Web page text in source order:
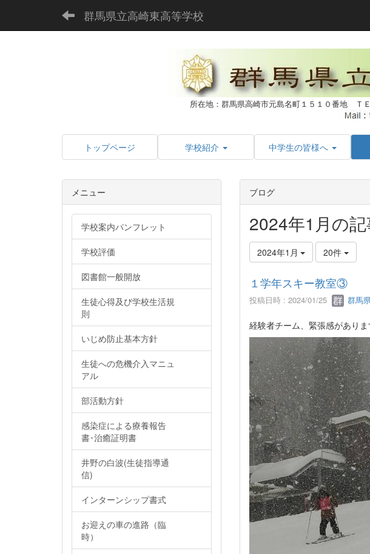
群馬県立高崎東高等学校
所在地：群馬県高崎市元島名町１５１０番地
トップページ 学校紹介 中学生の皆様へ
ブログ
2024年1月の
2024年1月 20件
１学年スキー教室③
投稿日時 : 2024/01/25 群馬
経験者チーム、緊張感がありま
メニュー
学校案内パンフレット
学校評価
図書館一般開放
生徒心得及び学校生活規
則
いじめ防止基本方針
生徒への危機介入マニュ
アル
部活動方針
感染症による療養報告
書･治癒証明書
井野の白波(生徒指導通
信)
インターンシップ書式
お迎えの車の進路（臨
時）